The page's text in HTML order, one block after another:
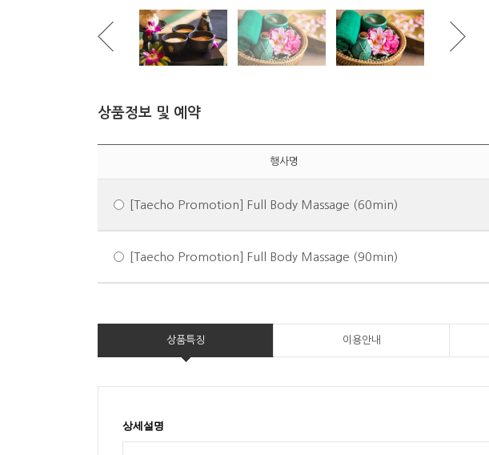
상품정보 및 예약
행사명
[Taecho Promotion] Full Body Massage (60min)
[Taecho Promotion] Full Body Massage (90min)
상품특징 이용안내
상세설명